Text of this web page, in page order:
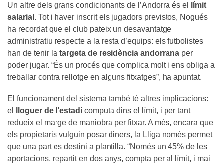
Un altre dels grans condicionants de l’Andorra és el
límit
salarial . Tot i haver inscrit els jugadors previstos, Nogués
ha recordat que el club pateix un desavantatge
administratiu respecte a la resta d’equips: els futbolistes
han de tenir la targeta de residència andorrana per
poder jugar. “És un procés que complica molt i ens obliga a
treballar contra rellotge en alguns fitxatges”, ha apuntat.
El funcionament del sistema també té altres implicacions:
el
lloguer de l’estadi computa dins el límit, i per tant
redueix el marge de maniobra per fitxar. A més, encara que
els propietaris vulguin posar diners, la Lliga només permet
que una part es destini a plantilla. “Només un 45% de les
aportacions, repartit en dos anys, compta per al límit, i mai